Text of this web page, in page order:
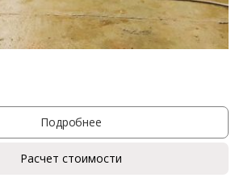
Подробнее
Расчет стоимости